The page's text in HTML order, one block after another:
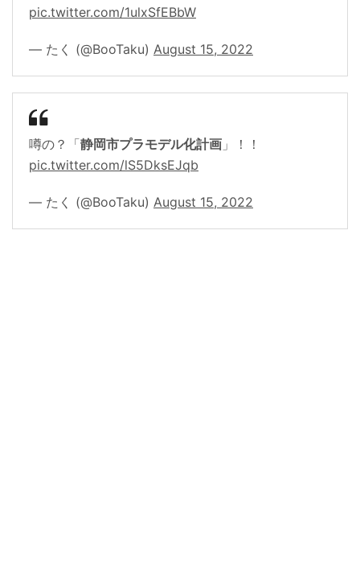
pic.twitter.com/1ulxSfEBbW
— たく (@BooTaku) August 15, 2022
噂の？「静岡市プラモデル化計画 」！！
pic.twitter.com/lS5DksEJqb
— たく (@BooTaku) August 15, 2022